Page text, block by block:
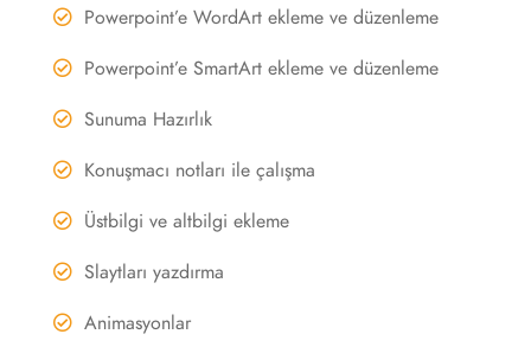
Powerpoint’e WordArt ekleme ve düzenleme
Powerpoint’e SmartArt ekleme ve düzenleme
Sunuma Hazırlık
Konuşmacı notları ile çalışma
Üstbilgi ve altbilgi ekleme
Slaytları yazdırma
Animasyonlar